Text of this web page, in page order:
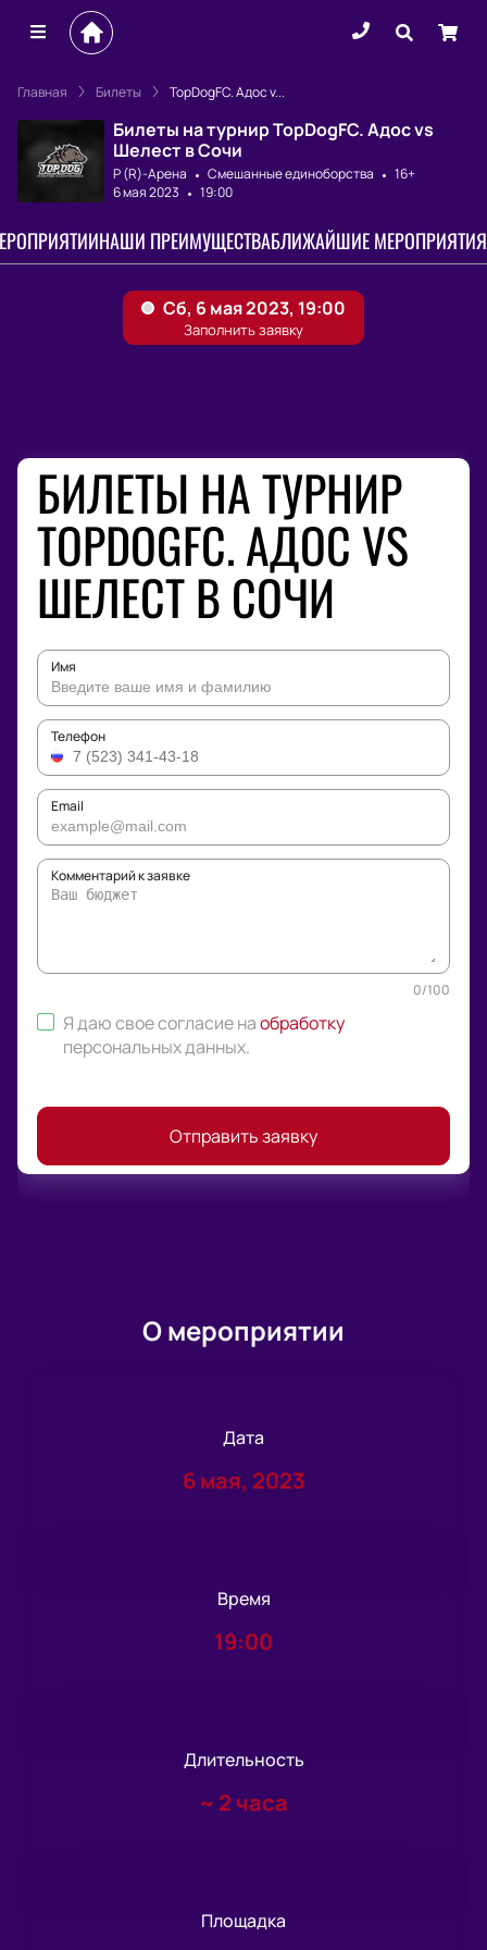
Главная Билеты TopDogFC. Адос v...
Билеты на турнир TopDogFC. Адос vs
Шелест в Сочи
Р (R)-Арена Смешанные единоборства
16+
6 мая 2023
19:00
НАШИ ПРЕИМУЩЕСТВАБЛИЖАЙШИЕ МЕРОПРИЯТИЯ
БИЛЕТЫ НА ТУРНИР
TOPDOGFC. АДОС VS
ШЕЛЕСТ В СОЧИ
Имя
Телефон
Email
Комментарий к заявке
0/100
Я даю свое согласие наобработку
персональных данных.
Отправить заявку
О мероприятии
Дата
6 мая, 2023
Время
19:00
Длительность
~ 2 часа
Площадка